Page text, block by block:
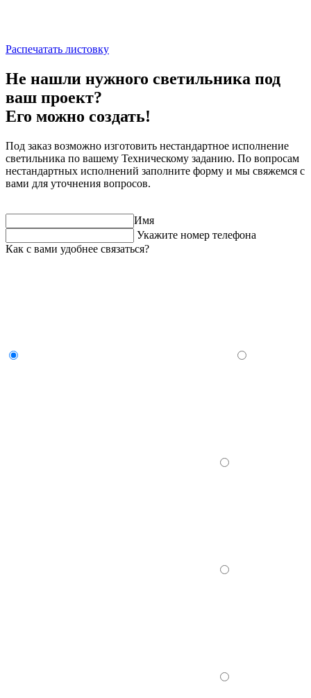
Распечатать листовку
Не нашли нужного светильника под
ваш проект?
Его можно создать!
Под заказ возможно изготовить нестандартное исполнение
светильника по вашему Техническому заданию. По вопросам
нестандартных исполнений заполните форму и мы свяжемся с
вами для уточнения вопросов.
Имя
Укажите номер телефона
Как с вами удобнее связаться?